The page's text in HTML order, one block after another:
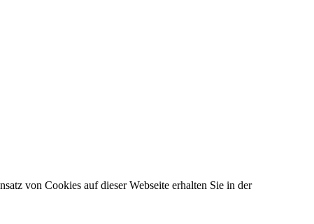
von Cookies auf dieser Webseite erhalten Sie in der